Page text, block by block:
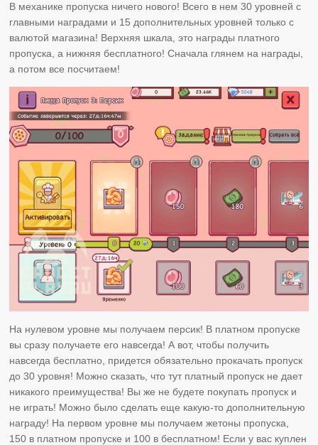
В механике пропуска ничего нового! Всего в нем 30 уровней с
главными наградами и 15 дополнительных уровней только с
валютой магазина! Верхняя шкала, это награды платного
пропуска, а нижняя бесплатного! Сначала глянем на награды,
а потом все посчитаем!
На нулевом уровне мы получаем персик! В платном пропуске
вы сразу получаете его навсегда! А вот, чтобы получить
навсегда бесплатно, придется обязательно прокачать пропуск
до 30 уровня! Можно сказать, что тут платный пропуск не дает
никакого преимущества! Вы же не будете покупать пропуск и
не играть! Можно было сделать еще какую-то дополнительную
награду! На первом уровне мы получаем жетоны пропуска,
150 в платном пропуске и 100 в бесплатном! Если у вас куплен